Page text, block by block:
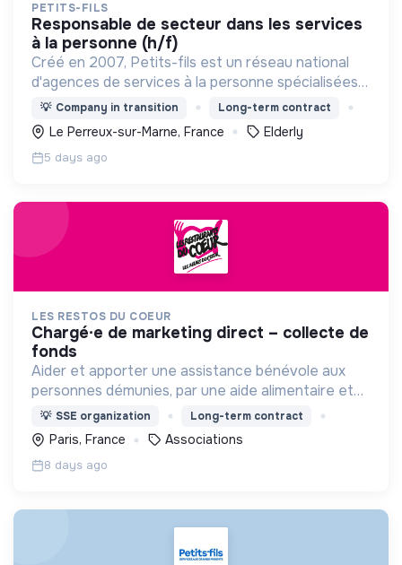
PETITS-FILS
responsable de secteur dans les services
à la personne (h/f)
Créé en 2007, Petits-fils est un réseau national
d'agences de services à la personne spécialisées
dans l'aide à domicile pour les personnes âgées.
💡 Company in transition Long-term contract
Le Perreux-sur-Marne, France Elderly
5 days ago
LES RESTOS DU COEUR
chargé∙e de marketing direct – collecte de
fonds
Aider et apporter une assistance bénévole aux
personnes démunies, par une aide alimentaire et
par toute action d'aide à la personne et à
l'insertion , contre la pauvreté sous toutes ses
formes.
💡 SSE organization Long-term contract
Paris, France Associations
8 days ago